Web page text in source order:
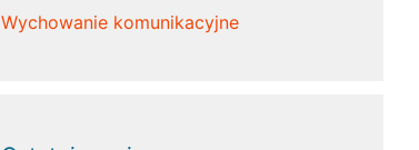
Wychowanie komunikacyjne